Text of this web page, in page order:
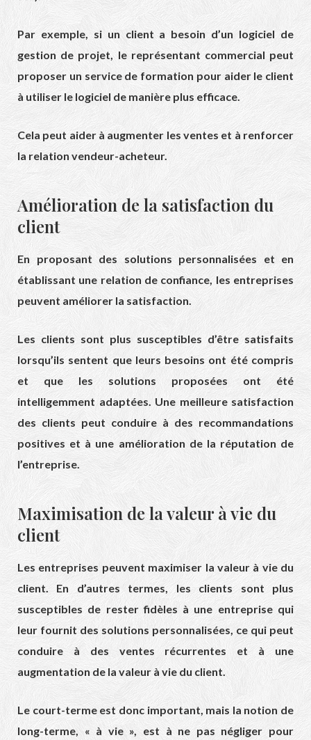
Par exemple, si un client a besoin d’un logiciel de
gestion de projet, le représentant commercial peut
proposer un service de formation pour aider le client
à utiliser le logiciel de manière plus efficace.
Cela peut aider à augmenter les ventes et à renforcer
la relation vendeur-acheteur.
Amélioration de la satisfaction du
client
En proposant des solutions personnalisées et en
établissant une relation de confiance, les entreprises
peuvent améliorer la satisfaction.
Les clients sont plus susceptibles d’être satisfaits
lorsqu’ils sentent que leurs besoins ont été compris
et que les solutions proposées ont été
intelligemment adaptées. Une meilleure satisfaction
des clients peut conduire à des recommandations
positives et à une amélioration de la réputation de
l’entreprise.
Maximisation de la valeur à vie du
client
Les entreprises peuvent maximiser la valeur à vie du
client. En d’autres termes, les clients sont plus
susceptibles de rester fidèles à une entreprise qui
leur fournit des solutions personnalisées, ce qui peut
conduire à des ventes récurrentes et à une
augmentation de la valeur à vie du client.
Le court-terme est donc important, mais la notion de
long-terme, « à vie », est à ne pas négliger pour